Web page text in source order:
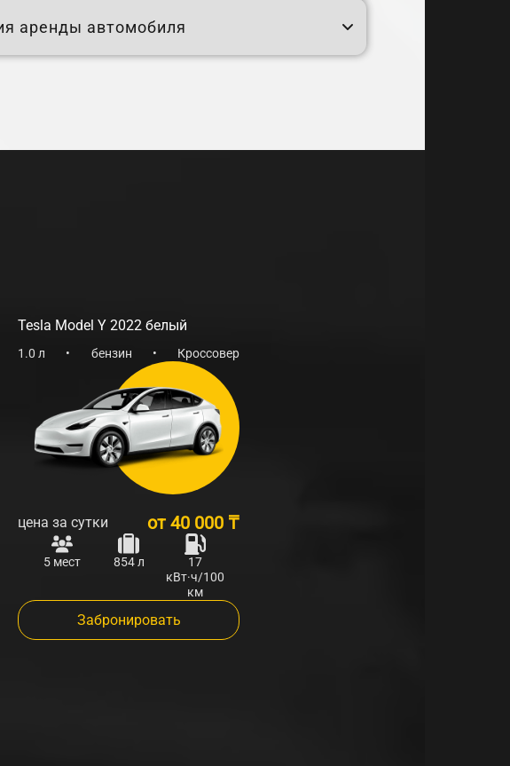
аренды автомобиля
Tesla Model Y 2022 белый
1.0 л • бензин • Кроссовер
цена за сутки от 40 000 ₸
5 мест 854 л
17
кВт·ч/100
км
Забронировать